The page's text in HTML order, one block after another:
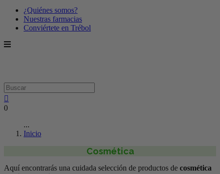
¿Quiénes somos?
Nuestras farmacias
Conviértete en Trébol
0
...
Inicio
Cosmética
Aquí encontrarás una cuidada selección de productos de cosmética